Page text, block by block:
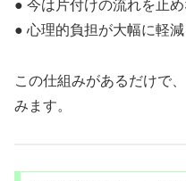
● 今は片付けの流れを止
● 心理的負担が大幅に軽減
この仕組みがあるだけで
みます。